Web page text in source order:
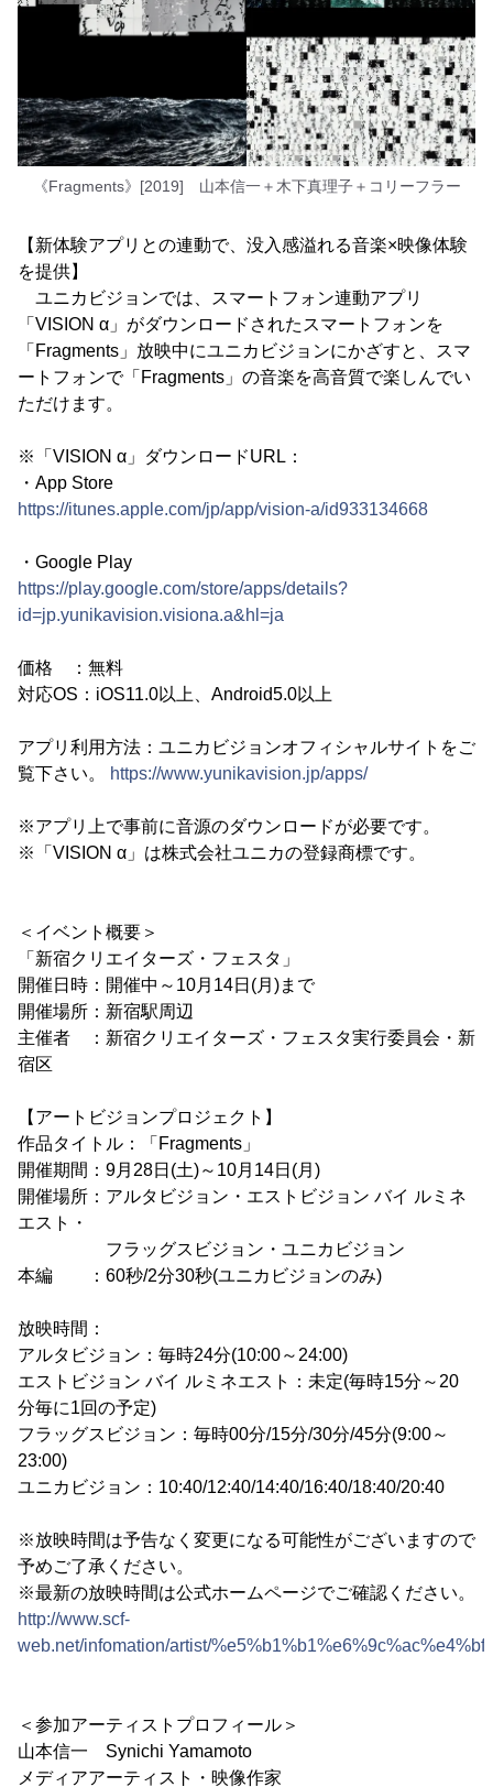
《Fragments》[2019] 山本信一＋木下真理子＋コリーフラー
【新体験アプリとの連動で、没入感溢れる音楽×映像体験
を提供】
ユニカビジョンでは、スマートフォン連動アプリ
「VISION α」がダウンロードされたスマートフォンを
「Fragments」放映中にユニカビジョンにかざすと、スマ
ートフォンで「Fragments」の音楽を高音質で楽しんでい
ただけます。
※「VISION α」ダウンロードURL：
・App Store
https://itunes.apple.com/jp/app/vision-a/id933134668
・Google Play
https://play.google.com/store/apps/details?
id=jp.yunikavision.visiona.a&hl=ja
価格 ：無料
対応OS：iOS11.0以上、Android5.0以上
アプリ利用方法：ユニカビジョンオフィシャルサイトをご
覧下さい。
https://www.yunikavision.jp/apps/
※アプリ上で事前に音源のダウンロードが必要です。
※「VISION α」は株式会社ユニカの登録商標です。
＜イベント概要＞
「新宿クリエイターズ・フェスタ」
開催日時：開催中～10月14日(月)まで
開催場所：新宿駅周辺
主催者 ：新宿クリエイターズ・フェスタ実行委員会・新
宿区
【アートビジョンプロジェクト】
作品タイトル：「Fragments」
開催期間：9月28日(土)～10月14日(月)
開催場所：アルタビジョン・エストビジョン バイ ルミネ
エスト・
フラッグスビジョン・ユニカビジョン
本編 ：60秒/2分30秒(ユニカビジョンのみ)
放映時間：
アルタビジョン：毎時24分(10:00～24:00)
エストビジョン バイ ルミネエスト：未定(毎時15分～20
分毎に1回の予定)
フラッグスビジョン：毎時00分/15分/30分/45分(9:00～
23:00)
ユニカビジョン：10:40/12:40/14:40/16:40/18:40/20:40
※放映時間は予告なく変更になる可能性がございますので
予めご了承ください。
※最新の放映時間は公式ホームページでご確認ください。
http://www.scf-
web.net/infomation/artist/
＜参加アーティストプロフィール＞
山本信一 Synichi Yamamoto
メディアアーティスト・映像作家